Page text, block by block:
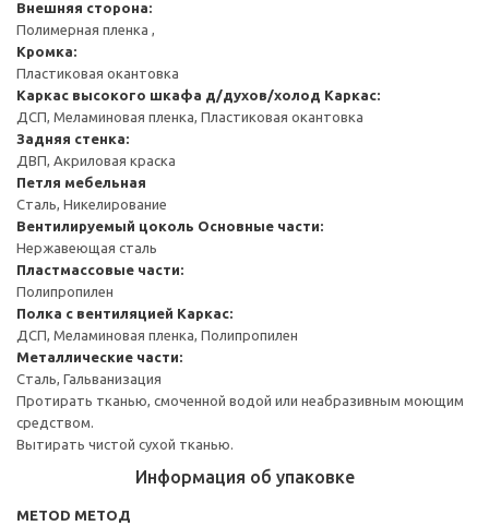
Внешняя сторона:
Полимерная пленка ,
Кромка:
Пластиковая окантовка
Каркас высокого шкафа д/духов/холод Каркас:
ДСП, Меламиновая пленка, Пластиковая окантовка
Задняя стенка:
ДВП, Акриловая краска
Петля мебельная
Сталь, Никелирование
Вентилируемый цоколь Основные части:
Нержавеющая сталь
Пластмассовые части:
Полипропилен
Полка с вентиляцией Каркас:
ДСП, Меламиновая пленка, Полипропилен
Металлические части:
Сталь, Гальванизация
Протирать тканью, смоченной водой или неабразивным моющим
средством.
Вытирать чистой сухой тканью.
Информация об упаковке
METOD МЕТОД